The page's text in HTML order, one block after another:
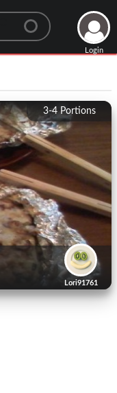
Login
3-4Portions
Lori91761